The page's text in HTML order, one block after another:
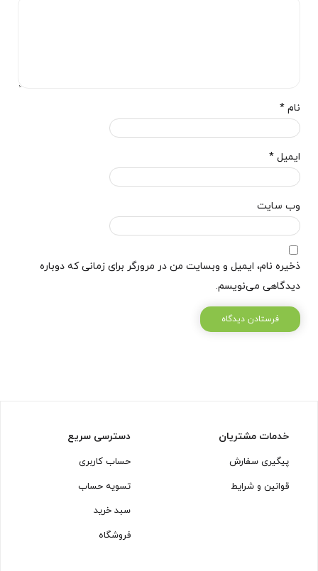
نام *
ایمیل *
وب‌ سایت
ذخیره نام، ایمیل و وبسایت من در مرورگر برای زمانی که دوباره
دیدگاهی می‌نویسم.
خدمات مشتریان
پیگیری سفارش
قوانین و شرایط
دسترسی سریع
حساب کاربری
تسویه حساب
سبد خرید
فروشگاه